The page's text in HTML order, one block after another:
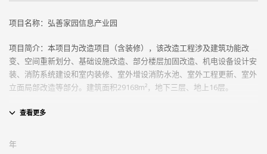
项目名称：弘善家园信息产业园
项目简介：本项目为改造项目（含装修），该改造工程涉及建筑功能改
变、空间重新划分、基础设施改造、部分楼层加固改造、机电设备设计安
装、消防系统建设和室内装修、室外增设消防水池、室外工程更新、室外
立面局部改造等部分。建筑面积29168m²，地下三层、地上16层。
年